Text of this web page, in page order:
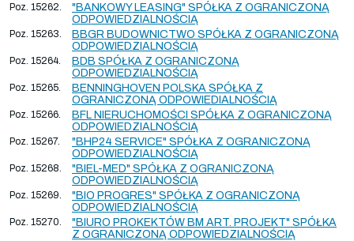
Poz. 15262.
"BANKOWY LEASING" SPÓŁKA Z OGRANICZONĄ
ODPOWIEDZIALNOŚCIĄ
Poz. 15263.
BBGR BUDOWNICTWO SPÓŁKA Z OGRANICZONĄ
ODPOWIEDZIALNOŚCIĄ
Poz. 15264.
BDB SPÓŁKA Z OGRANICZONĄ
ODPOWIEDZIALNOŚCIĄ
Poz. 15265.
BENNINGHOVEN POLSKA SPÓŁKA Z
OGRANICZONĄ ODPOWIEDIALNOŚCIĄ
Poz. 15266.
BFL NIERUCHOMOŚCI SPÓŁKA Z OGRANICZONĄ
ODPOWIEDZIALNOŚCIĄ
Poz. 15267.
"BHP24 SERVICE" SPÓŁKA Z OGRANICZONĄ
ODPOWIEDZIALNOŚCIĄ
Poz. 15268.
"BIEL-MED" SPÓŁKA Z OGRANICZONĄ
ODPOWIEDZIALNOŚCIĄ
Poz. 15269.
"BIO PROGRES" SPÓŁKA Z OGRANICZONĄ
ODPOWIEDZIALNOŚCIĄ
Poz. 15270.
"BIURO PROKEKTÓW BM ART. PROJEKT" SPÓŁKA
Z OGRANICZONĄ ODPOWIEDZIALNOŚCIĄ